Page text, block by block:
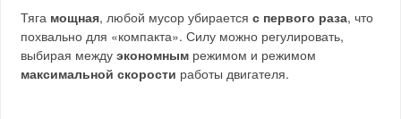
Тяга мощная, любой мусор убираетсяс первого раза, что
похвально для «компакта». Силу можно регулировать,
выбирая междуэкономным режимом и режимом
максимальной скорости работы двигателя.